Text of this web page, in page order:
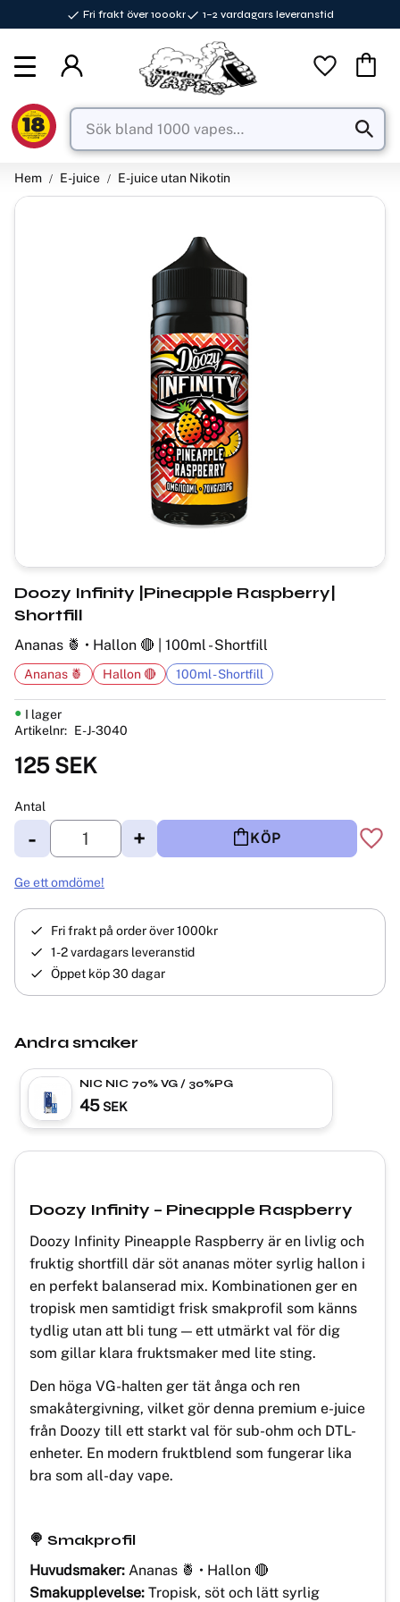
Fri frakt över 1000kr 1–2 vardagars leveranstid
Favoriter
Hem E-juice E-juice utan Nikotin
Doozy Infinity |Pineapple Raspberry|
Shortfill
Ananas 🍍 • Hallon 🔴 | 100ml - Shortfill
125SEK
Antal
+
- KÖP
I lager
Artikelnr
E-J-3040
Ananas 🍍 Hallon 🔴 100ml - Shortfill
Ge ett omdöme!
Fri frakt på order över 1000kr
1-2 vardagars leveranstid
Öppet köp 30 dagar
Andra smaker
NIC NIC 70% VG / 30%PG
45 SEK
Doozy Infinity – Pineapple Raspberry
Doozy Infinity Pineapple Raspberry är en livlig och
fruktig shortfill där söt ananas möter syrlig hallon i
en perfekt balanserad mix. Kombinationen ger en
tropisk men samtidigt frisk smakprofil som känns
tydlig utan att bli tung — ett utmärkt val för dig
som gillar klara fruktsmaker med lite sting.
Den höga VG-halten ger tät ånga och ren
smakåtergivning, vilket gör denna premium e-juice
från Doozy till ett starkt val för sub-ohm och DTL-
enheter. En modern fruktblend som fungerar lika
bra som all-day vape.
🍭 Smakprofil
Huvudsmaker: Ananas 🍍 • Hallon 🔴
Smakupplevelse: Tropisk, söt och lätt syrlig